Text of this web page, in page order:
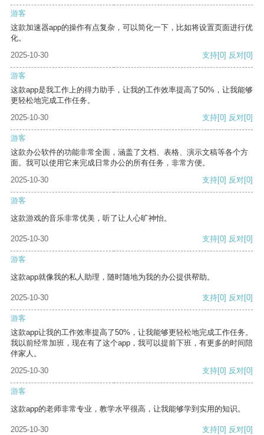
游客
这款加速器app的操作有点复杂，可以简化一下，比如将设置页面进行优
化。
2025-10-30
支持[0] 反对[0]
游客
这款app是我工作上的得力助手，让我的工作效率提高了50%，让我能够
更轻松地完成工作任务。
2025-10-30
支持[0] 反对[0]
游客
这款办公软件的功能非常全面，涵盖了文档、表格、演示文稿等各个方
面。我可以使用它来完成日常办公的所有任务，非常方便。
2025-10-30
支持[0] 反对[0]
游客
这款游戏的音乐非常优美，听了让人心旷神怡。
2025-10-30 支持[0] 反对[0]
游客
这款app就像我的私人助理，随时随地为我的办公提供帮助。
2025-10-30 支持[0] 反对[0]
游客
这款app让我的工作效率提高了50%，让我能够更轻松地完成工作任务。
我以前经常加班，现在有了这个app，我可以提前下班，有更多的时间陪
伴家人。
2025-10-30
支持[0] 反对[0]
游客
这款app的老师非常专业，教学水平很高，让我能够学到实用的知识。
2025-10-30 支持[0] 反对[0]